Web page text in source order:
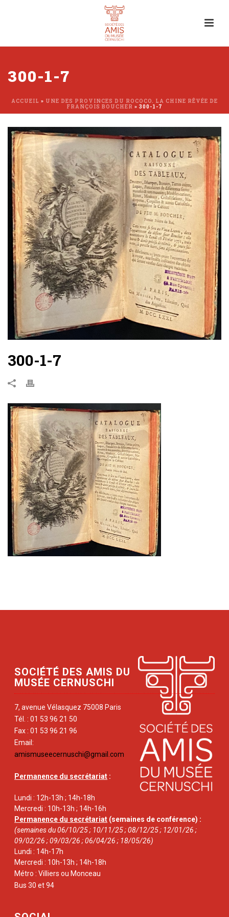
300-1-7
ACCUEIL » UNE DES PROVINCES DU ROCOCO. LA CHINE RÊVÉE DE
FRANÇOIS BOUCHER » 300-1-7
300-1-7
SOCIÉTÉ DES AMIS DU
MUSÉE CERNUSCHI
7, avenue Vélasquez 75008 Paris
Tél. : 01 53 96 21 50
Fax : 01 53 96 21 96
Email:
amismuseecernuschi@gmail.com
Permanence du secrétariat :
Lundi : 12h-13h ; 14h-18h
Mercredi : 10h-13h ; 14h-16h
Permanence du secrétariat (semaines de conférence) :
(semaines du 06/10/25 ; 10/11/25 ; 08/12/25 ; 12/01/26 ;
09/02/26 ; 09/03/26 ; 06/04/26 ; 18/05/26)
Lundi : 14h-17h
Mercredi : 10h-13h ; 14h-18h
Métro : Villiers ou Monceau
Bus 30 et 94